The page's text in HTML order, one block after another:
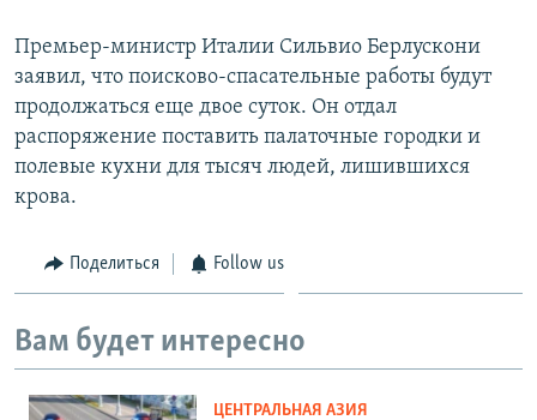
Премьер-министр Италии Сильвио Берлускони
заявил, что поисково-спасательные работы будут
продолжаться еще двое суток. Он отдал
распоряжение поставить палаточные городки и
полевые кухни для тысяч людей, лишившихся
крова.
Поделиться Follow us
Вам будет интересно
ЦЕНТРАЛЬНАЯ АЗИЯ